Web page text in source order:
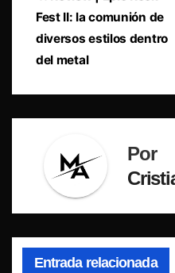
de
entradas
Fest II: la comunión de
diversos estilos dentro
del metal
Por
Entrada relacionada